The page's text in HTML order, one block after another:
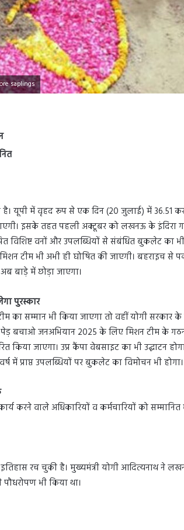
saplings
यूपी में वृहद रूप से एक दिन (20 जुलाई) में 36.51
इसके तहत पहली अक्टूबर को लखनऊ के इंदिरा
विशिष्ट वनों और उपलब्धियों से संबंधित बुकलेट का भी
टीम भी अभी ही घोषित की जाएगी। बहराइच से
बाड़े में छोड़ा जाएगा।
पुरस्कार
सम्मान भी किया जाएगा तो वहीं योगी सरकार के
बचाओ जनअभियान 2025 के लिए मिशन टीम के
जाएगा। उप्र कैंपा वेबसाइट का भी उद्घाटन
में प्राप्त उपलब्धियों पर बुकलेट का विमोचन भी होगा।
करने वाले अधिकारियों व कर्मचारियों को
रच चुकी है। मुख्यमंत्री योगी आदित्यनाथ ने
भी किया था।